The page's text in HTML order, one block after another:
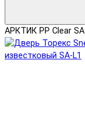
АРКТИК PP Clear